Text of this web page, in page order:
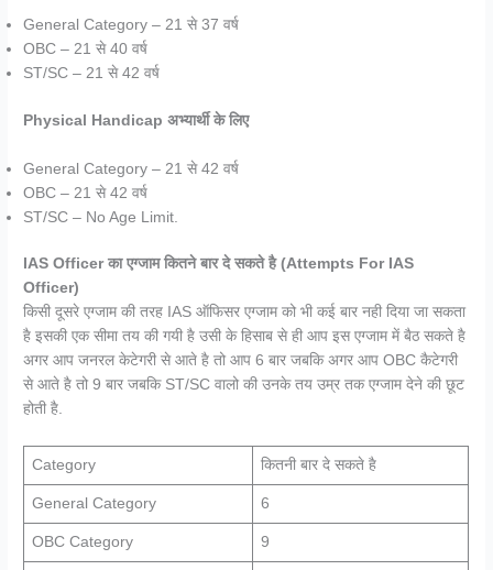
General Category – 21 से 37 वर्ष
OBC – 21 से 40 वर्ष
ST/SC – 21 से 42 वर्ष
Physical Handicap अभ्यार्थी के लिए
General Category – 21 से 42 वर्ष
OBC – 21 से 42 वर्ष
ST/SC – No Age Limit.
IAS Officer का एग्जाम कितने बार दे सकते है (Attempts For IAS
Officer)
किसी दूसरे एग्जाम की तरह IAS ऑफिसर एग्जाम को भी कई बार नही दिया जा सकता
है इसकी एक सीमा तय की गयी है उसी के हिसाब से ही आप इस एग्जाम में बैठ सकते है
अगर आप जनरल केटेगरी से आते है तो आप 6 बार जबकि अगर आप OBC कैटेगरी
से आते है तो 9 बार जबकि ST/SC वालो की उनके तय उम्र तक एग्जाम देने की छूट
होती है.
Category कितनी बार दे सकते है
General Category 6
OBC Category 9